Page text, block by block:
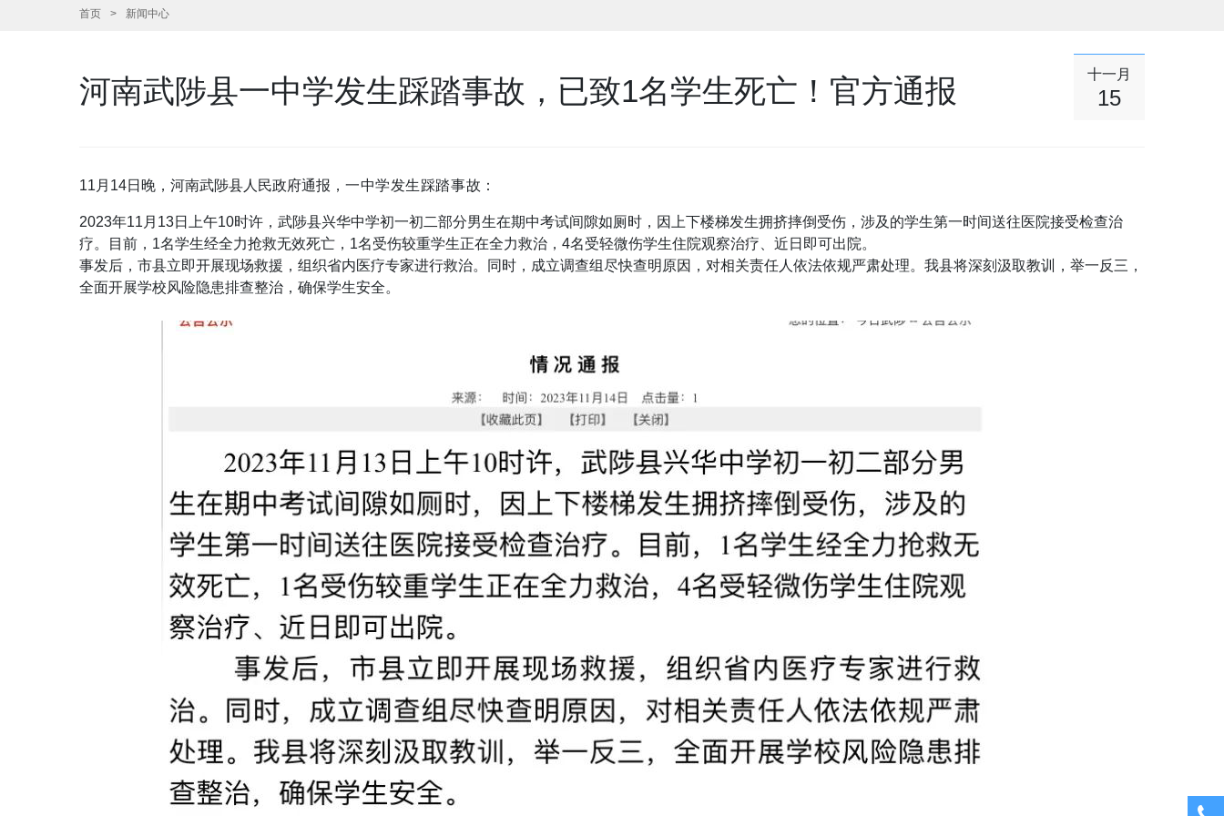
首页 新闻中心
河南武陟县一中学发生踩踏事故，已致1名学生死亡！官方通报 十一月
15
11月14日晚，河南武陟县人民政府通报， 一中学发生踩踏事故：
2023年11月13日上午10时许，武陟县兴华中学初一初二部分男生在期中考试间隙如厕时，因上下楼梯发生拥挤摔倒受伤，涉及的学生第一时间送往医院接受检查治
疗。目前，1名学生经全力抢救无效死亡，1名受伤较重学生正在全力救治，4名受轻微伤学生住院观察治疗、近日即可出院。
事发后，市县立即开展现场救援，组织省内医疗专家进行救治。同时，成立调查组尽快查明原因，对相关责任人依法依规严肃处理。我县将深刻汲取教训，举一反三，
全面开展学校风险隐患排查整治，确保学生安全。